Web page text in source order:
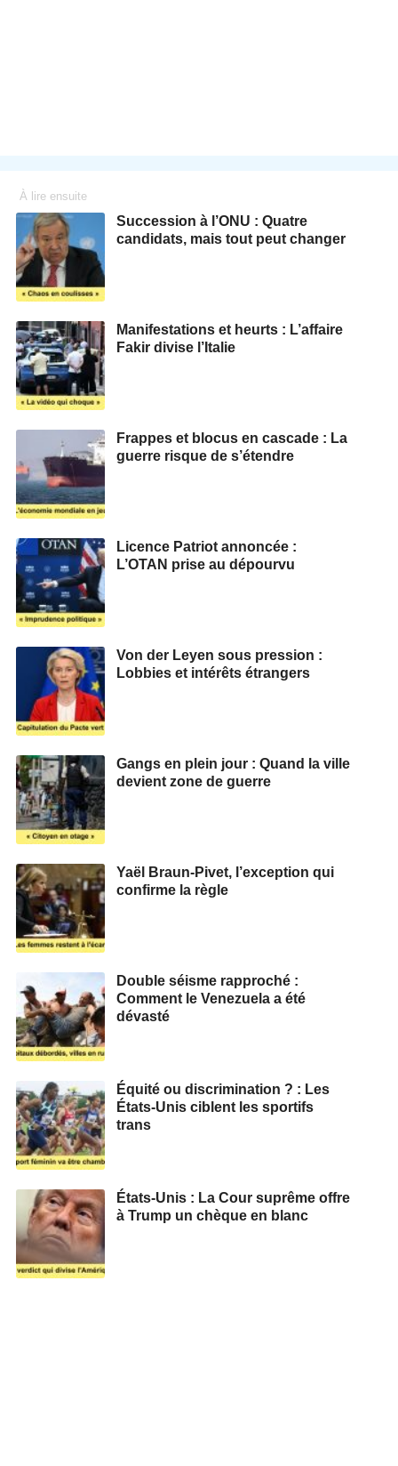
À lire ensuite
Succession à l’ONU : Quatre
candidats, mais tout peut changer
Manifestations et heurts : L’affaire
Fakir divise l’Italie
Frappes et blocus en cascade : La
guerre risque de s’étendre
Licence Patriot annoncée :
L’OTAN prise au dépourvu
Von der Leyen sous pression :
Lobbies et intérêts étrangers
Gangs en plein jour : Quand la ville
devient zone de guerre
Yaël Braun-Pivet, l’exception qui
confirme la règle
Double séisme rapproché :
Comment le Venezuela a été
dévasté
Équité ou discrimination ? : Les
États-Unis ciblent les sportifs
trans
États-Unis : La Cour suprême offre
à Trump un chèque en blanc